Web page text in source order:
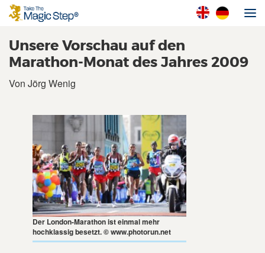
Unsere Vorschau auf den
Marathon-Monat des Jahres 2009
Von Jörg Wenig
Der London-Marathon ist einmal mehr
hochklassig besetzt. © www.photorun.net